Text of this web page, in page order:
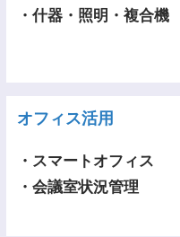
・什器・照明・複合機
オフィス活用
・スマートオフィス
・会議室状況管理